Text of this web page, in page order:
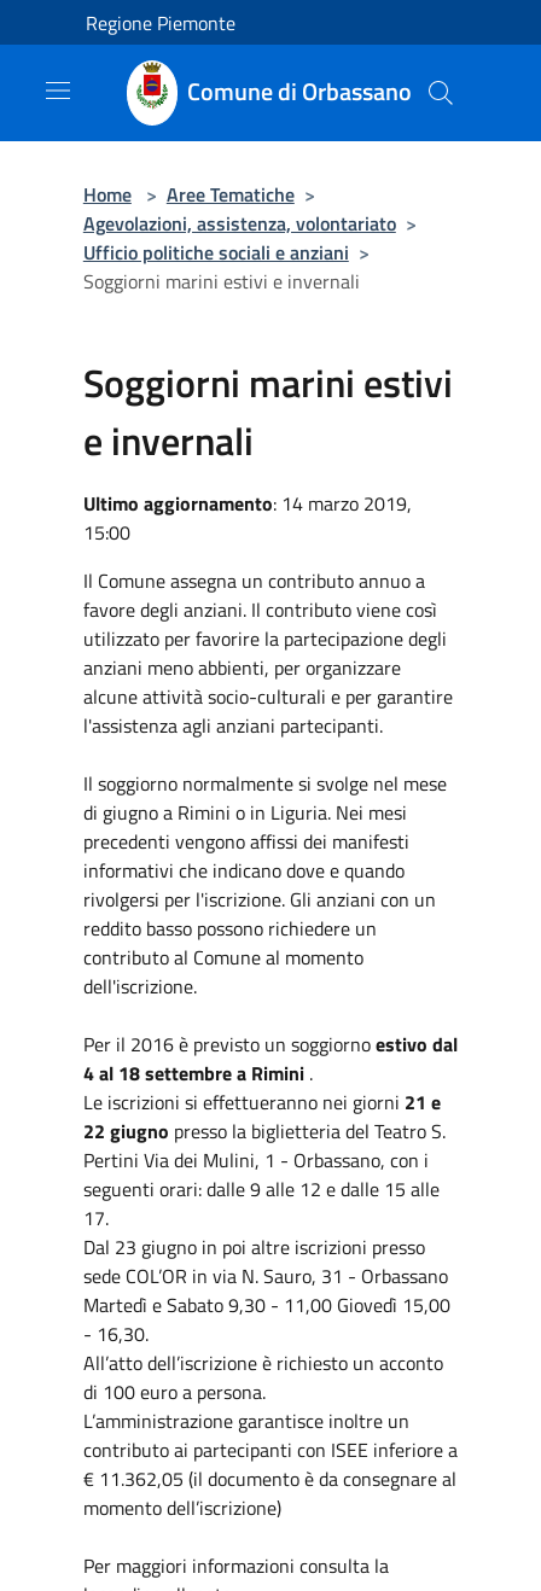
Salta al contenuto principale
Regione Piemonte
Comune di Orbassano
Home > Aree Tematiche >
Agevolazioni, assistenza, volontariato >
Ufficio politiche sociali e anziani >
Soggiorni marini estivi e invernali
Soggiorni marini estivi
e invernali
Ultimo aggiornamento: 14 marzo 2019,
15:00
Il Comune assegna un contributo annuo a
favore degli anziani. Il contributo viene così
utilizzato per favorire la partecipazione degli
anziani meno abbienti, per organizzare
alcune attività socio-culturali e per garantire
l'assistenza agli anziani partecipanti.
Il soggiorno normalmente si svolge nel mese
di giugno a Rimini o in Liguria. Nei mesi
precedenti vengono affissi dei manifesti
informativi che indicano dove e quando
rivolgersi per l'iscrizione. Gli anziani con un
reddito basso possono richiedere un
contributo al Comune al momento
dell'iscrizione.
Per il 2016 è previsto un soggiornoestivo dal
4 al 18 settembre a Rimini .
Le iscrizioni si effettueranno nei giorni 21 e
22 giugno presso la biglietteria del Teatro S.
Pertini Via dei Mulini, 1 - Orbassano, con i
seguenti orari: dalle 9 alle 12 e dalle 15 alle
17.
Dal 23 giugno in poi altre iscrizioni presso
sede COL’OR in via N. Sauro, 31 - Orbassano
Martedì e Sabato 9,30 - 11,00 Giovedì 15,00
- 16,30.
All’atto dell’iscrizione è richiesto un acconto
di 100 euro a persona.
L’amministrazione garantisce inoltre un
contributo ai partecipanti con ISEE inferiore a
€ 11.362,05 (il documento è da consegnare al
momento dell’iscrizione)
Per maggiori informazioni consulta la